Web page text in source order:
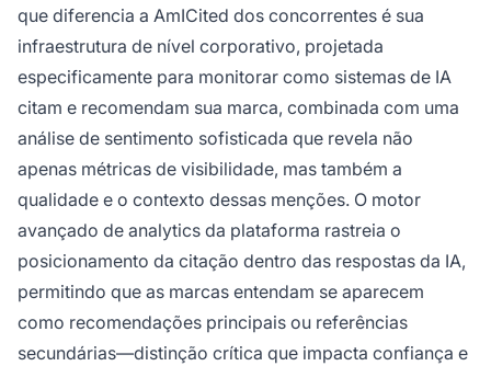
que diferencia a AmICited dos concorrentes é sua
infraestrutura de nível corporativo, projetada
especificamente para monitorar como sistemas de IA
citam e recomendam sua marca, combinada com uma
análise de sentimento sofisticada que revela não
apenas métricas de visibilidade, mas também a
qualidade e o contexto dessas menções. O motor
avançado de analytics da plataforma rastreia o
posicionamento da citação dentro das respostas da IA,
permitindo que as marcas entendam se aparecem
como recomendações principais ou referências
secundárias—distinção crítica que impacta confiança e